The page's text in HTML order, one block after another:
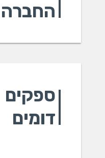
החברה
ספקים
דומים